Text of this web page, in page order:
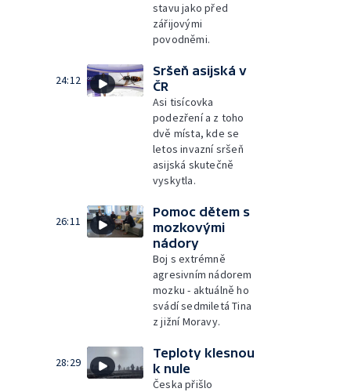
stavu jako před
zářijovými
povodněmi.
24:12
Sršeň asijská v
ČR
Asi tisícovka
podezření a z toho
dvě místa, kde se
letos invazní sršeň
asijská skutečně
vyskytla.
26:11
Pomoc dětem s
mozkovými
nádory
Boj s extrémně
agresivním nádorem
mozku - aktuálně ho
svádí sedmiletá Tina
z jižní Moravy.
28:29
Teploty klesnou
k nule
Česka přišlo